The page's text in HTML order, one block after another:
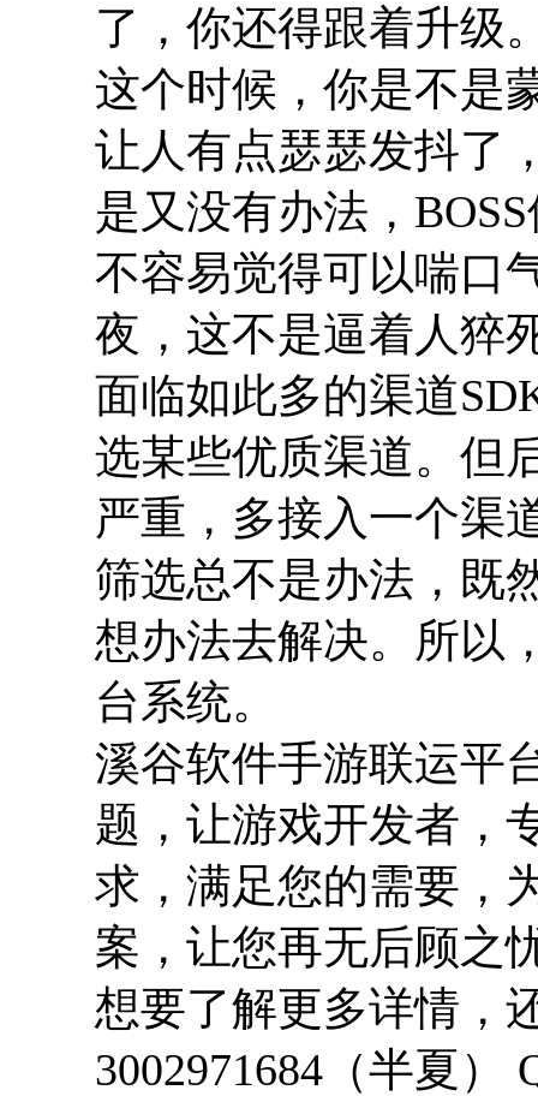
了，你还得跟着升级
这个时候，你是不是
让人有点瑟瑟发抖了
是又没有办法，
不容易觉得可以喘口
夜，这不是逼着人猝
面临如此多的渠道
选某些优质渠道。但
严重，多接入一个渠
筛选总不是办法，既
想办法去解决。所以
台系统。
溪谷软件手游联运平
题，让游戏开发者，
求，满足您的需要，
案，让您再无后顾之
想要了解更多详情，
3002971684（半夏）